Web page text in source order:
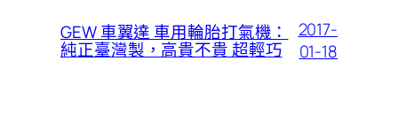
GEW 車翼達 車用輪胎打氣機：
純正臺灣製，高貴不貴 超輕巧
2017-
01-18